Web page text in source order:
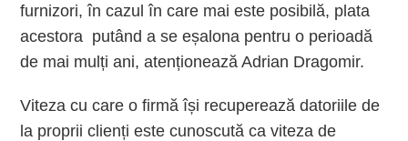
furnizori, în cazul în care mai este posibilă, plata
acestora putând a se eșalona pentru o perioadă
de mai mulți ani,atenționează Adrian Dragomir.
Viteza cu care o firmă își recuperează datoriile de
la proprii clienți este cunoscută ca viteza de